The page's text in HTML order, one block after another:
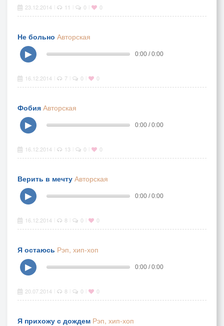
23.12.2014 11 0 0
Не больно Авторская
▶
0:00 / 0:00
16.12.2014 7 0 0
Фобия Авторская
▶
0:00 / 0:00
16.12.2014 13 0 0
Верить в мечту Авторская
▶
0:00 / 0:00
16.12.2014 8 0 0
Я остаюсь Рэп, хип-хоп
▶
0:00 / 0:00
20.07.2014 8 0 0
Я прихожу с дождем Рэп, хип-хоп